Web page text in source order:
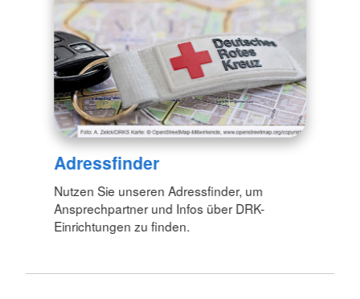
Adressfinder
Nutzen Sie unseren Adressfinder, um
Ansprechpartner und Infos über DRK-
Einrichtungen zu finden.